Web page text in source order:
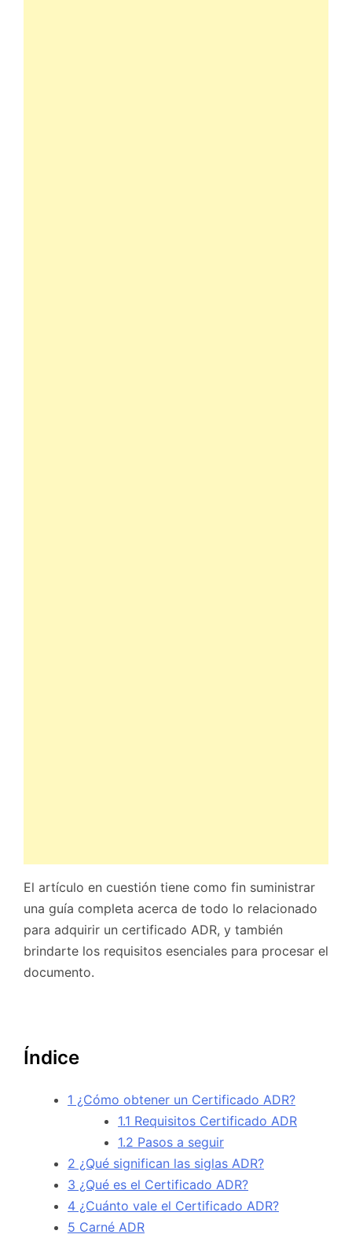
El artículo en cuestión tiene como fin suministrar
una guía completa acerca de todo lo relacionado
para adquirir un certificado ADR, y también
brindarte los requisitos esenciales para procesar el
documento.
Índice
1 ¿Cómo obtener un Certificado ADR?
1.1 Requisitos Certificado ADR
1.2 Pasos a seguir
2 ¿Qué significan las siglas ADR?
3 ¿Qué es el Certificado ADR?
4 ¿Cuánto vale el Certificado ADR?
5 Carné ADR